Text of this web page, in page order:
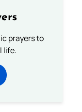
prayers to
life.